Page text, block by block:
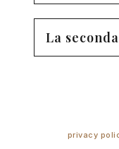
La
privacy